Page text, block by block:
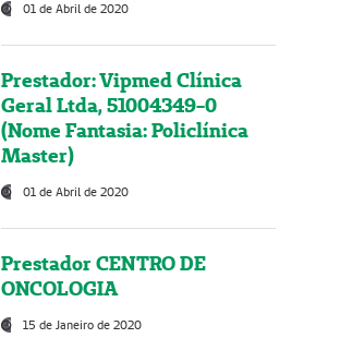
01 de Abril de 2020
Prestador: Vipmed Clínica
Geral Ltda, 51004349-0
(Nome Fantasia: Policlínica
Master)
01 de Abril de 2020
Prestador CENTRO DE
ONCOLOGIA
15 de Janeiro de 2020